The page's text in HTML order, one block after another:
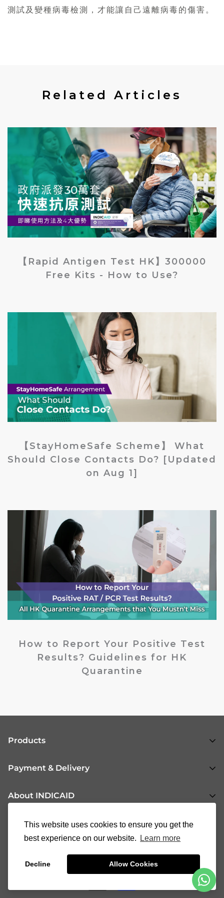
This website uses cookies to ensure you get the
best experience on our website.
Learn more
Decline Allow Cookies
測試及變種病毒檢測，才能讓自己遠離病毒的傷害。
Related Articles
【Rapid Antigen Test HK】300000
Free Kits - How to Use?
【StayHomeSafe Scheme】 What
Should Close Contacts Do? [Updated
on Aug 1]
How to Report Your Positive Test
Results? Guidelines for HK
Quarantine
Products
All Products
Urogenital Health
General Health
Payment & Delivery
Shopping Flow
Return & Refund
About INDICAID
About Us
News
FAQs
Support
cs@indicaid.com